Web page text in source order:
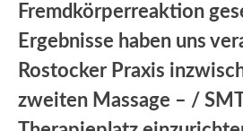
Fremdkörperreaktion
Ergebnisse haben uns
Rostocker Praxis
zweiten Massage – /